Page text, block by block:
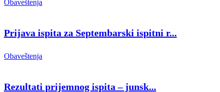
Obaveštenja
Prijava ispita za Septembarski ispitni r...
Obaveštenja
Rezultati prijemnog ispita – junsk...